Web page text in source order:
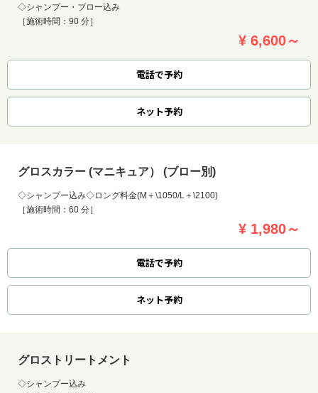
◇シャンプー・ブロー込み
［施術時間：90 分］
¥ 6,600～
電話で予約
ネット予約
グロスカラー (マニキュア） (ブロー別)
◇シャンプー込み◇ロング料金(M＋\1050/L＋\2100)
［施術時間：60 分］
¥ 1,980～
電話で予約
ネット予約
グロストリートメント
◇シャンプー込み